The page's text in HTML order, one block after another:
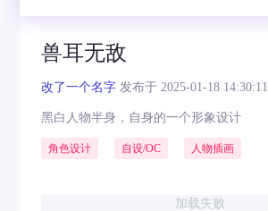
兽耳无敌
改了一个名字 发布于 2025-01-18 14:30:11
黑白人物半身，自身的一个形象设计
角色设计 自设/OC 人物插画
加载失败